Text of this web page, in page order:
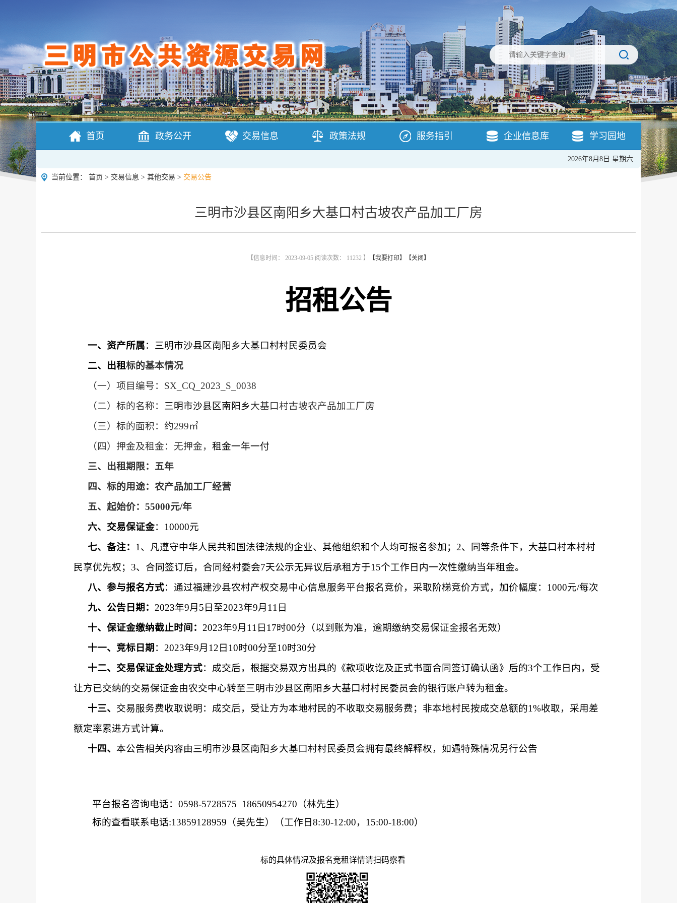
首页 政务公开 交易信息 政策法规 服务指引 企业信息库 学习园地
2026年8月8日 星期六
当前位置： 首页 > 交易信息 > 其他交易 > 交易公告
三明市沙县区南阳乡大基口村古坡农产品加工厂房
【信息时间： 2023-09-05 阅读次数： 11232 】 【我要打印】 【关闭】
招租公告
一、 资产所属： 三明市沙县区南阳乡大基口村村民委员会
二、 出租标的基本情况
（一） 项目编号： SX_CQ_2023_S_0038
（二） 标的名称： 三明市沙县区南阳乡大基口村古坡农产品加工厂房
（三） 标的面积：约299㎡
（四） 押金及租金： 无押金， 租金一年一付
三、 出租期限： 五年
四、 标的用途： 农产品加工厂经营
五、 起始价： 55000元/年
六、 交易保证金： 10000元
七、 备注： 1、凡遵守中华人民共和国法律法规的企业、其他组织和个人均可报名参加；2、同等条件下，大基口村本村村
民享优先权；3、合同签订后，合同经村委会7天公示无异议后承租方于15个工作日内一次性缴纳当年租金。
八、 参与报名方式：通过福建沙县农村产权交易中心信息服务平台报名竞价，采取阶梯竞价方式，加价幅度： 1000元/每次
九、 公告日期： 2023年9月 5 日至2023年9月 11 日
十、 保证金缴纳截止时间： 2023年9月 11 日 17时00分（以到账为准，逾期缴纳交易保证金报名无效）
十一、 竞标日期 ： 2023年9月 12 日 10时00分至10时30分
十二、 交易保证金处理方式： 成交后，根据交易双方出具的《款项收讫及正式书面合同签订确认函》后的3个工作日内，受
让方已交纳的交易保证金由农交中心转至三明市沙县区南阳乡大基口村村民委员会的银行账户转为租金。
十三、 交易服务费收取说明：成交后，受让方为本地村民的不收取交易服务费；非本地村民按成交总额的1%收取，采用差
额定率累进方式计算。
十四、 本公告相关内容由三明市沙县区南阳乡大基口村村民委员会拥有最终解释权，如遇特殊情况另行公告
平台报名咨询电话：0598-5728575 18650954270（林先生）
标的查看联系电话:13859128959 （吴先生）（工作日8:30-12:00，15:00-18:00）
标的具体情况及报名竞租详情请扫码察看